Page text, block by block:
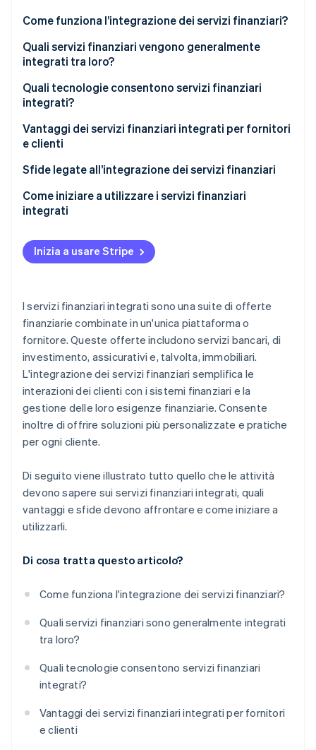
Prevenzione delle frodi
Atlas
Climate
Rimozione del carbonio
Identity
Verifica online dell'identità
Scopri come Stripe sta costruendo l'infrastruttura
Guarda ora
Partner
Come funziona l’integrazione dei servizi finanziari?
Quali servizi finanziari vengono generalmente
integrati tra loro?
Quali tecnologie consentono servizi finanziari
integrati?
Vantaggi dei servizi finanziari integrati per fornitori
e clienti
Fornitori
Clienti
Sfide legate all’integrazione dei servizi finanziari
Come iniziare a utilizzare i servizi finanziari
integrati
Definisci la visione e la strategia
Valuta e aggiorna l’infrastruttura tecnologica
Concentrati sulla conformità normativa e sulla
sicurezza
Progetta un’esperienza cliente efficiente
Implementa e cresci in modo graduale
Inizia a usare Stripe
I servizi finanziari integrati sono una suite di offerte
finanziarie combinate in un'unica piattaforma o
fornitore. Queste offerte includono servizi bancari, di
investimento, assicurativi e, talvolta, immobiliari.
L'integrazione dei servizi finanziari semplifica le
interazioni dei clienti con i sistemi finanziari e la
gestione delle loro esigenze finanziarie. Consente
inoltre di offrire soluzioni più personalizzate e pratiche
per ogni cliente.
Di seguito viene illustrato tutto quello che le attività
devono sapere sui servizi finanziari integrati, quali
vantaggi e sfide devono affrontare e come iniziare a
utilizzarli.
Di cosa tratta questo articolo?
Come funziona l'integrazione dei servizi finanziari?
Quali servizi finanziari sono generalmente integrati
tra loro?
Quali tecnologie consentono servizi finanziari
integrati?
Vantaggi dei servizi finanziari integrati per fornitori
e clienti